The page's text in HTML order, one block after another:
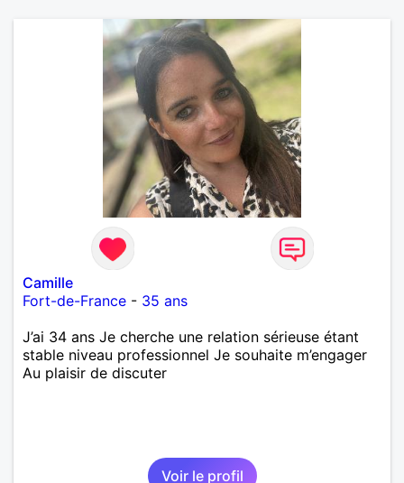
Camille
Fort-de-France - 35 ans
J’ai 34 ans Je cherche une relation sérieuse étant
stable niveau professionnel Je souhaite m’engager
Au plaisir de discuter
Voir le profil